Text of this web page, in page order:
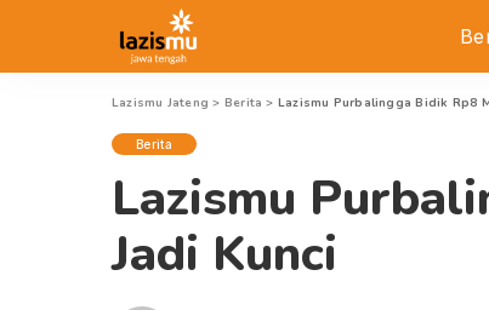
Lazismu Jateng > Berita > Lazismu Purbalingga Bidik Rp8
Berita
Lazismu
Jadi Kunci